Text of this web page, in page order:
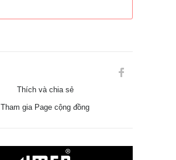
Thích và chia sẻ
Tham gia Page cộng đồng